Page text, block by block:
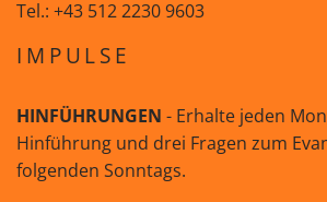
Tel.: +43 512 2230 9603
IMPULSE
HINFÜHRUNGEN - Erhalte jeden
Hinführung und drei Fragen zum
folgenden Sonntags.